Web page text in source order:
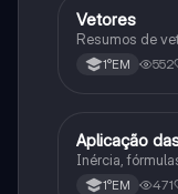
Física
Vetores
Resumos de
1°EM 552
Física
Aplicação
Inércia,
1°EM 471